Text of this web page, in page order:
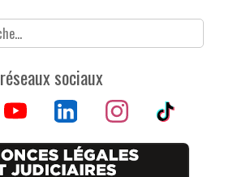
réseaux sociaux